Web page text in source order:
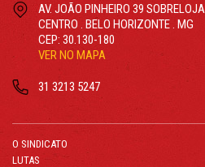
AV. JOÃO PINHEIRO 39 SOBRELOJA
CENTRO . BELO HORIZONTE . MG
CEP: 30.130-180
VER NO MAPA
31 3213 5247
O SINDICATO
LUTAS